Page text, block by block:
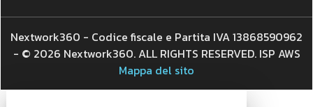
Nextwork360 - Codice fiscale e Partita IVA 13868590962
- © 2026 Nextwork360. ALL RIGHTS RESERVED. ISP AWS
Mappa del sito